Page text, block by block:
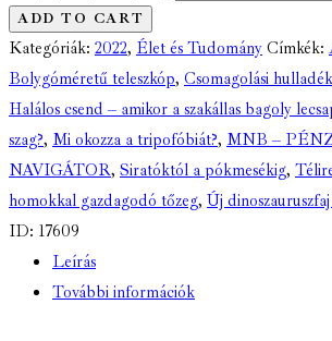
ADD TO CART
Kategóriák: 2022, Élet és Tudomány Címkék:
Bolygóméretű teleszkóp, Csomagolási
Halálos csend – amikor a szakállas bagoly
szag?, Mi okozza a tripofóbiát?, MNB –
NAVIGÁTOR, Siratóktól a pókmesékig,
homokkal gazdagodó tőzeg, Új
ID: 17609
Leírás
További információk